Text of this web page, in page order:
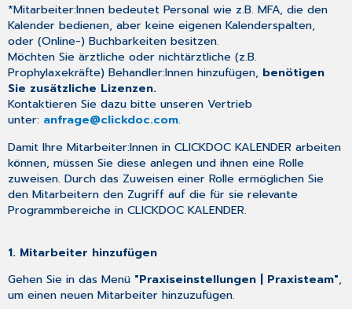
*Mitarbeiter:Innen bedeutet Personal wie z.B. MFA, die den
Kalender bedienen, aber keine eigenen Kalenderspalten,
oder (Online-) Buchbarkeiten besitzen.
Möchten Sie ärztliche oder nichtärztliche (z.B.
Prophylaxekräfte) Behandler:Innen hinzufügen, benötigen
Sie zusätzliche Lizenzen.
Kontaktieren Sie dazu bitte unseren Vertrieb
unter: anfrage@clickdoc.com.
Damit Ihre Mitarbeiter:Innen in CLICKDOC KALENDER arbeiten
können, müssen Sie diese anlegen und ihnen eine Rolle
zuweisen. Durch das Zuweisen einer Rolle ermöglichen Sie
den Mitarbeitern den Zugriff auf die für sie relevante
Programmbereiche in CLICKDOC KALENDER.
1. Mitarbeiter hinzufügen
Gehen Sie in das Menü "Praxiseinstellungen | Praxisteam",
um einen neuen Mitarbeiter hinzuzufügen.